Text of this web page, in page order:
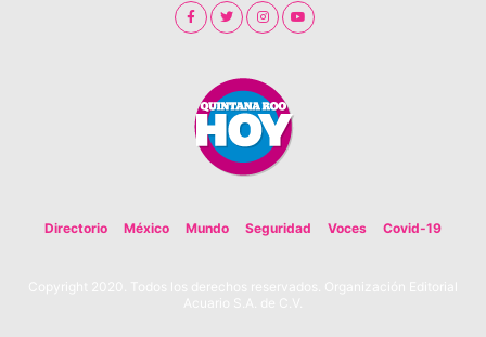
Directorio México Mundo Seguridad Voces Covid-19